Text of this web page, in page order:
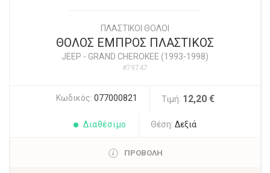
ΠΛΑΣΤΙΚΟΙ ΘΟΛΟΙ
ΘΟΛΟΣ ΕΜΠΡΟΣ ΠΛΑΣΤΙΚΟΣ
JEEP - GRAND CHEROKEE (1993-1998)
#79747
Κωδικός: 077000821 Τιμή: 12,20 €
Διαθέσιμο Θέση: Δεξιά
ΠΡΟΒΟΛΗ